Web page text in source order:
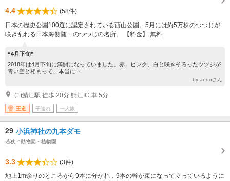
4.4
(58件)
日本の歴史公園100選に認定されている西山公園。5月には約5万株のつつじが
咲き乱れる日本海側随一のつつじの名所。 【料金】 無料
“4月下旬”
2018年は4月下旬に満開になっていました。赤、ピンク、白と咲きそろったツツジが
青い空と相まって、本当に...
by andoさん
(1)鯖江駅 徒歩 20分 鯖江IC 車 5分
王道 子連れ 一人旅
29 小浜神社の九本ダモ
若狭／動物園・植物園
3.3
(3件)
地上1m余りのところから9本に分かれ，9本の幹が束になって立っているように